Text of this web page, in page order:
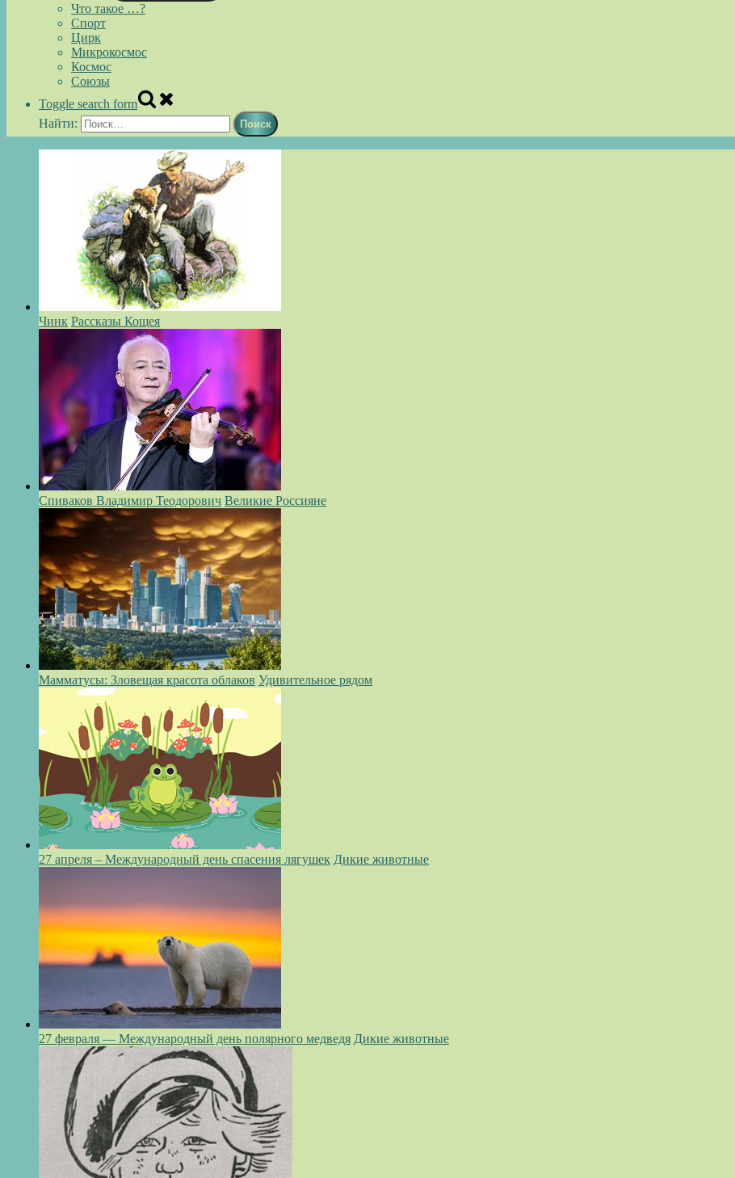
Что такое …?
Спорт
Цирк
Микрокосмос
Космос
Союзы
Toggle search form
Найти:
Чинк Рассказы Кощея
Спиваков Владимир Теодорович Великие Россияне
Мамматусы: Зловещая красота облаков Удивительное рядом
27 апреля – Международный день спасения лягушек Дикие животные
27 февраля — Международный день полярного медведя Дикие животные